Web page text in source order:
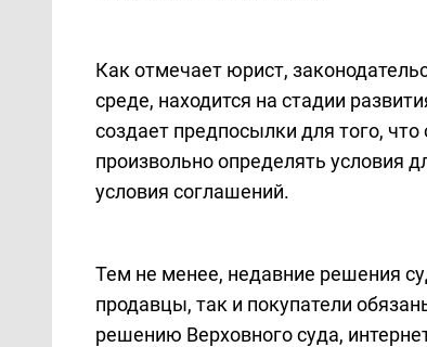
Как отмечает юрист,
среде, находится на стадии
создает предпосылки для того,
произвольно определять условия
условия соглашений.
Тем не менее, недавние решения
продавцы, так и покупатели
решению Верховного суда,